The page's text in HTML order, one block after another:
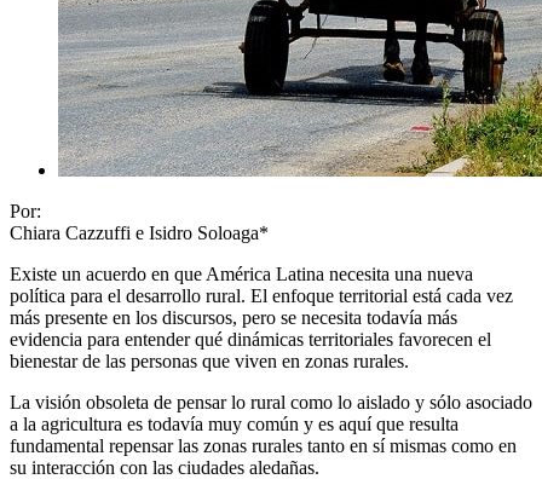
Por:
Chiara Cazzuffi e Isidro Soloaga*
Existe un acuerdo en que América Latina necesita una nueva
política para el desarrollo rural. El enfoque territorial está cada vez
más presente en los discursos, pero se necesita todavía más
evidencia para entender qué dinámicas territoriales favorecen el
bienestar de las personas que viven en zonas rurales.
La visión obsoleta de pensar lo rural como lo aislado y sólo asociado
a la agricultura es todavía muy común y es aquí que resulta
fundamental repensar las zonas rurales tanto en sí mismas como en
su interacción con las ciudades aledañas.